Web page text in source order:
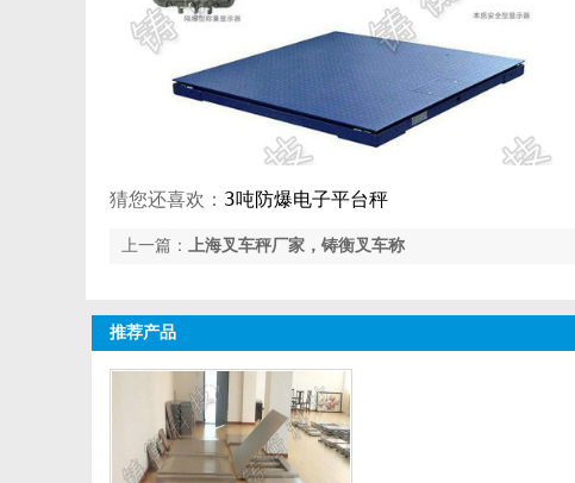
猜您还喜欢： 3吨防爆电子平台秤
上一篇： 上海叉车秤厂家，铸衡叉车称
推荐产品